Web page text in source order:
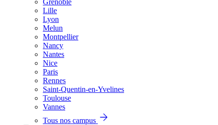
Grenoble
Lille
Lyon
Melun
Montpellier
Nancy
Nantes
Nice
Paris
Rennes
Saint-Quentin-en-Yvelines
Toulouse
Vannes
Tous nos campus